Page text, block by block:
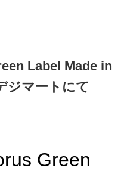
Label Made in
ジマートにて
Green